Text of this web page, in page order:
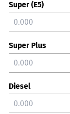
Super (E5)
Super Plus
Diesel